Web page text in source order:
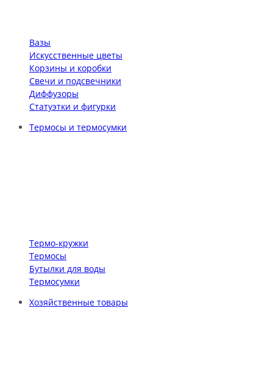
Вазы
Искусственные цветы
Корзины и коробки
Свечи и подсвечники
Диффузоры
Статуэтки и фигурки
Термосы и термосумки
Термо-кружки
Термосы
Бутылки для воды
Термосумки
Хозяйственные товары